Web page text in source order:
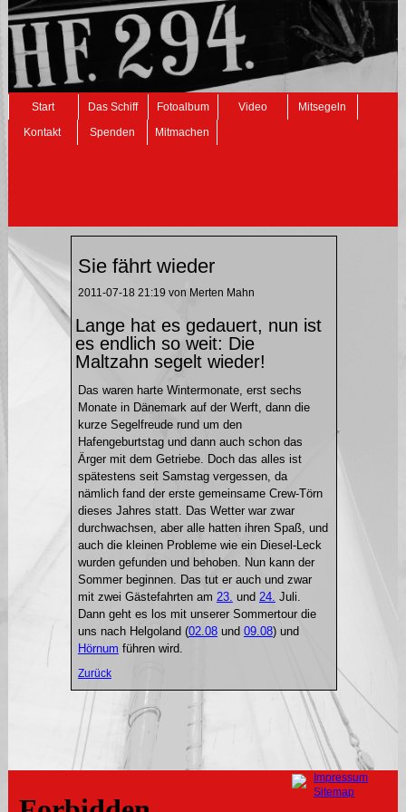
Navigation
überspringen
Start Das Schiff Fotoalbum Video
Mitsegeln
Kontakt
Spenden Mitmachen
Sie fährt wieder
2011-07-18 21:19 von Merten Mahn
Lange hat es gedauert, nun ist
es endlich so weit: Die
Maltzahn segelt wieder!
Das waren harte Wintermonate, erst sechs
Monate in Dänemark auf der Werft, dann die
kurze Segelfreude rund um den
Hafengeburtstag und dann auch schon das
Ärger mit dem Getriebe. Doch das alles ist
spätestens seit Samstag vergessen, da
nämlich fand der erste gemeinsame Crew-Törn
dieses Jahres statt. Das Wetter war zwar
durchwachsen, aber alle hatten ihren Spaß, und
auch die kleinen Probleme wie ein Diesel-Leck
wurden gefunden und behoben. Nun kann der
Sommer beginnen. Das tut er auch und zwar
mit zwei Gästefahrten am 23. und 24. Juli.
Dann geht es los mit unserer Sommertour die
uns nach Helgoland (02.08und 09.08) und
Hörnum führen wird.
Zurück
Navigation
überspringen
Impressum
Sitemap